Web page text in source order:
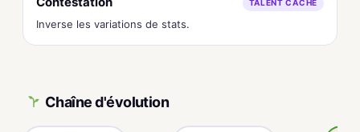
TALENT CACHÉ
Inverse les variations de stats.
Chaîne d'évolution